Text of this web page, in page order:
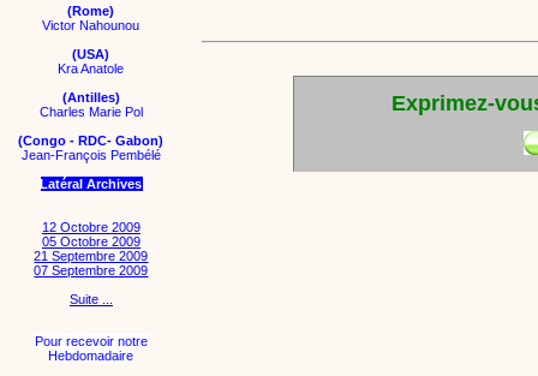
(Rome)
Victor Nahounou
(USA)
Kra Anatole
(Antilles)
Charles Marie Pol
(Congo - RDC- Gabon)
Jean-François Pembélé
Latéral Archives
12 Octobre 2009
05 Octobre 2009
21 Septembre 2009
07 Septembre 2009
Suite ...
Pour recevoir notre
Hebdomadaire
Exprimez-